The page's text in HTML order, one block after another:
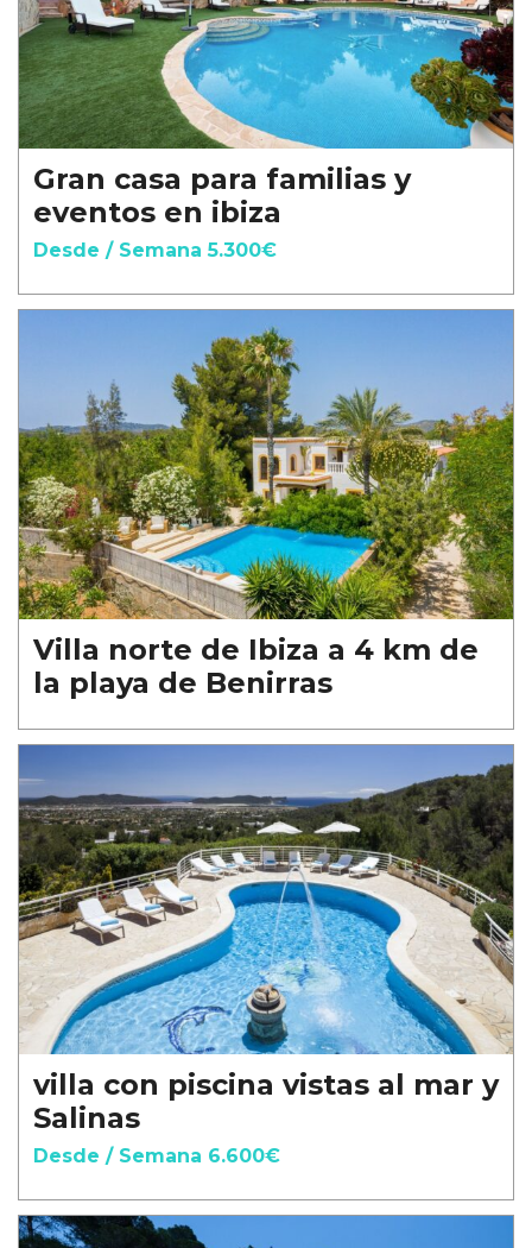
Gran casa para familias y
eventos en ibiza
Desde / Semana 5.300€
Villa norte de Ibiza a 4 km de
la playa de Benirras
villa con piscina vistas al mar y
Salinas
Desde / Semana 6.600€